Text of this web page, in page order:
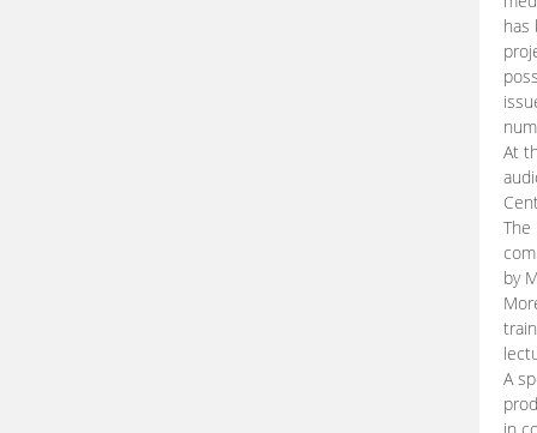
has
At
The
by
A
in